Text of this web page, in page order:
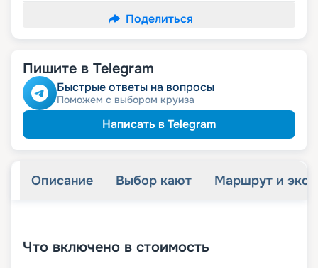
Поделиться
Пишите в Telegram
Быстрые ответы на вопросы
Поможем с выбором круиза
Написать в Telegram
Описание Выбор кают Маршрут и
Что включено в стоимость